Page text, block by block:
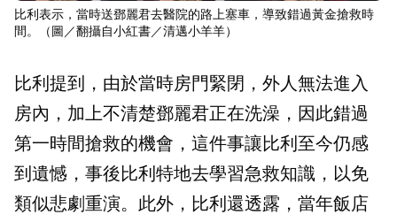
比利表示，當時送鄧麗君去醫院的路上塞車，導致錯過黃金搶救時
間。（圖／翻攝自小紅書／清邁小羊羊）
比利提到，由於當時房門緊閉，外人無法進入
房內，加上不清楚鄧麗君正在洗澡，因此錯過
第一時間搶救的機會，這件事讓比利至今仍感
到遺憾，事後比利特地去學習急救知識，以免
類似悲劇重演。此外，比利還透露，當年飯店